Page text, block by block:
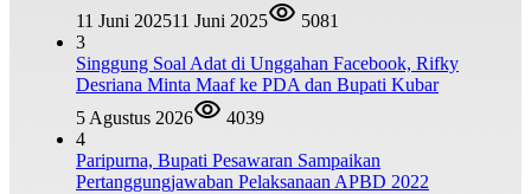
11 Juni 202511 Juni 2025
5081
3
Singgung Soal Adat di Unggahan Facebook, Rifky
Desriana Minta Maaf ke PDA dan Bupati Kubar
5 Agustus 2026
4039
4
Paripurna, Bupati Pesawaran Sampaikan
Pertanggungjawaban Pelaksanaan APBD 2022